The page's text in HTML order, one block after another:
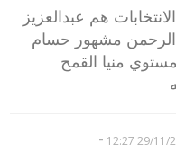
هم عبدالعزيز
مشهور حسام
منيا القمح
29/11/
-